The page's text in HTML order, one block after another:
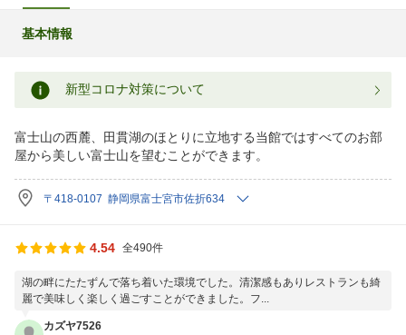
基本情報
新型コロナ対策について
富士山の西麓、田貫湖のほとりに立地する当館ではすべてのお部
屋から美しい富士山を望むことができます。
〒418-0107 静岡県富士宮市佐折634
4.54 全490件
湖の畔にたたずんで落ち着いた環境でした。清潔感もありレストランも綺
麗で美味しく楽しく過ごすことができました。フ...
カズヤ7526